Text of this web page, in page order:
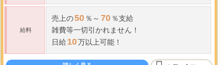
給料
売上の50 ％～ 70 ％支給
雑費等一切引かれません！
日給10万以上可能！